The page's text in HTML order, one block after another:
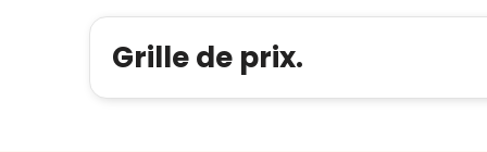
Grille de prix.